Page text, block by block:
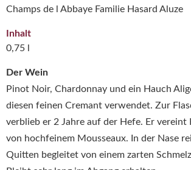
Der Wein
Pinot Noir, Chardonnay und ein Hauch
diesen feinen Cremant verwendet. Zur
verblieb er 2 Jahre auf der Hefe. Er vereint
von hochfeinem Mousseaux. In der Nase
Quitten begleitet von einem zarten
Champs de l Abbaye Familie Hasard Aluze
Inhalt
0,75 l